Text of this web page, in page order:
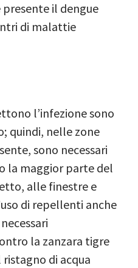
il dengue
di malattie
l’infezione sono
quindi, nelle zone
sono necessari
la maggior parte del
alle finestre e
di repellenti anche
la zanzara tigre
di acqua